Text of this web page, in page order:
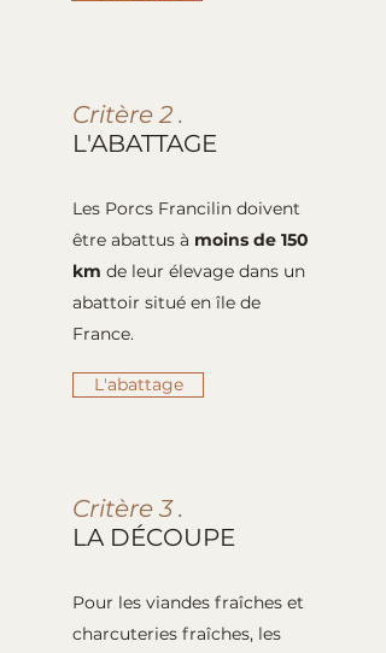
Critère 2 .
L'ABATTAGE
Les Porcs Francilin doivent
être abattus à moins de 150
km de leur élevage dans un
abattoir situé en île de
France.
L'abattage
Critère 3 .
LA DÉCOUPE
Pour les viandes fraîches et
charcuteries fraîches, les